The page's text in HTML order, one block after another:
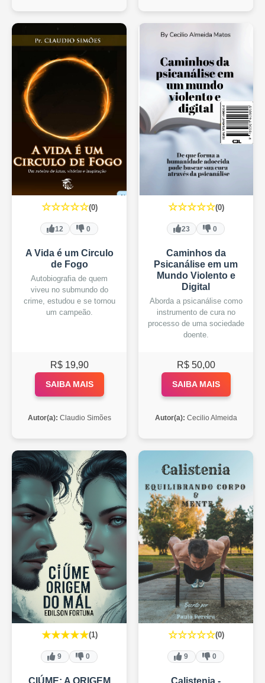
☆☆☆☆☆(0)
12 0
A Vida é um Circulo
de Fogo
Autobiografia de quem
viveu no submundo do
crime, estudou e se tornou
um campeão.
R$ 19,90
SAIBA MAIS
Autor(a): Claudio Simões
☆☆☆☆☆(0)
23 0
Caminhos da
Psicanálise em um
Mundo Violento e
Digital
Aborda a psicanálise como
instrumento de cura no
processo de uma sociedade
doente.
R$ 50,00
SAIBA MAIS
Autor(a): Cecilio Almeida
★★★★★(1)
9 0
CIÚME: A ORIGEM
☆☆☆☆☆(0)
9 0
Calistenia -